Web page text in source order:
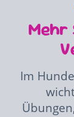
Mehr
Im